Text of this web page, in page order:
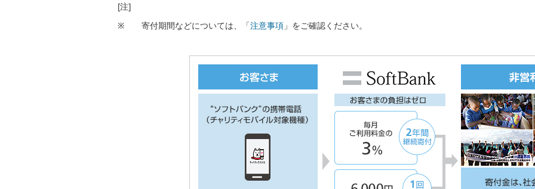
[注]
※
寄付期間などについては、「注意事項 」をご確認ください。